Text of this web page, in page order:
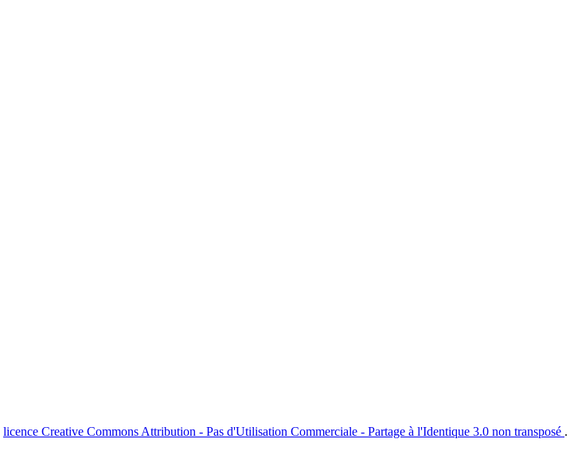
licence Creative Commons Attribution - Pas d'Utilisation Commerciale - Partage à l'Identique 3.0 non transposé .